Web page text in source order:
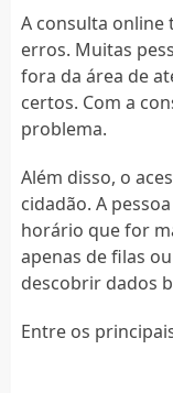
A consulta online
erros. Muitas
fora da área de
certos. Com a
problema.
Além disso, o
cidadão. A
horário que for
apenas de filas
descobrir dados
Entre os